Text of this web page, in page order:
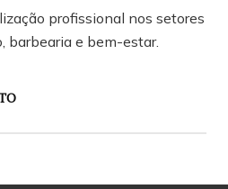
profissional nos setores
barbearia e bem-estar.